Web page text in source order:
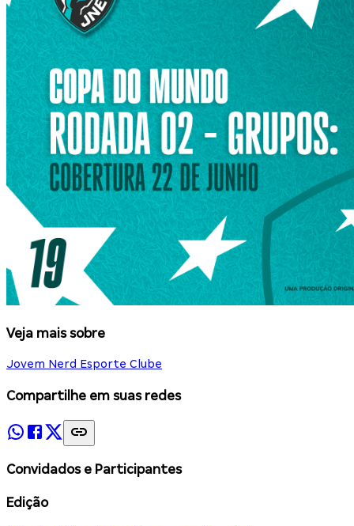
Veja mais sobre
Jovem Nerd Esporte Clube
Compartilhe em suas redes
Convidados e Participantes
Edição